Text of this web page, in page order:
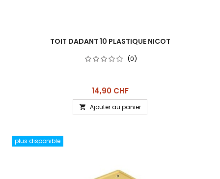
TOIT DADANT 10 PLASTIQUE NICOT
(0)
Prix
14,90 CHF
 Ajouter au panier
plus disponible